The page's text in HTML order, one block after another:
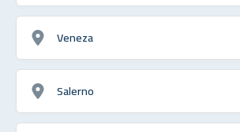
Veneza
Salerno